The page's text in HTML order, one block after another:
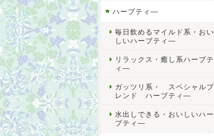
ハーブティ―
毎日飲めるマイルド系・おい
しいハーブティ―
リラックス・癒し系ハーブテ
ィ―
ガッツリ系・ スペシャルブ
レンド ハーブティ―
水出しできる・おいしいハー
ブティ―